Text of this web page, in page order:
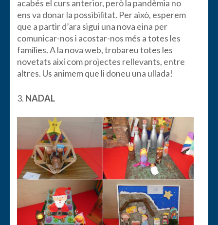
acabés el curs anterior, però la pandèmia no
ens va donar la possibilitat. Per això, esperem
que a partir d’ara sigui una nova eina per
comunicar-nos i acostar-nos més a totes les
famílies. A la nova web, trobareu totes les
novetats així com projectes rellevants, entre
altres. Us animem que li doneu una ullada!
3. NADAL